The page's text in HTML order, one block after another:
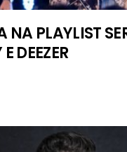
NA PLAYLIST
DEEZER